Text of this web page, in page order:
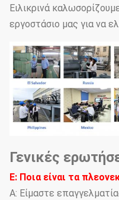
Ειλικρινά
εργοστάσιο μας για να
Γενικές
Ε: Ποια είναι τα
Α: Είμαστε